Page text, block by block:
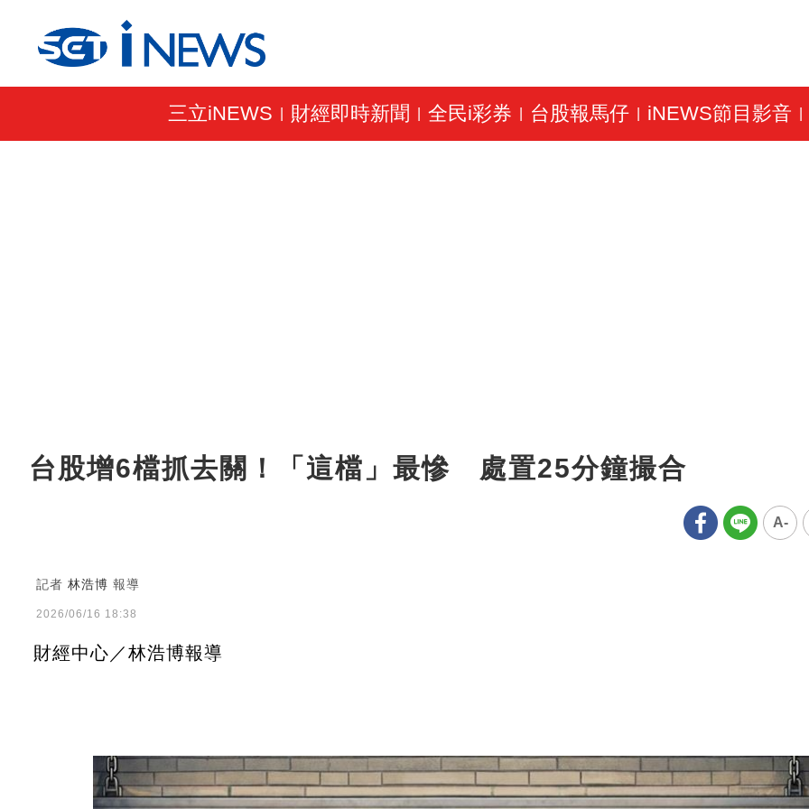
三立iNEWS 財經即時新聞 全民i彩券 台股報馬仔| iNEWS節目影音
台股增6檔抓去關！「這檔」最慘 處置25分鐘撮合
A-
記者 林浩博 報導
2026/06/16 18:38
財經中心／林浩博報導